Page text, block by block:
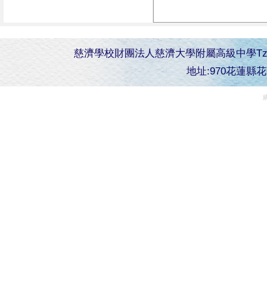
慈濟學校財團法人慈濟大學附屬高級中學
地址:970花蓮縣